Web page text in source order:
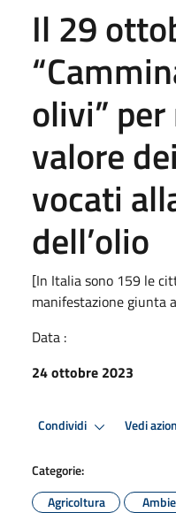
Il 29
olivi”
valore
vocati
dell’olio
[In Italia sono 159 le
manifestazione giunta
Data :
24 ottobre 2023
Condividi Vedi
Categorie:
Agricoltura